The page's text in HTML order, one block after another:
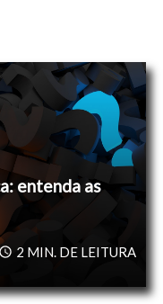
entenda as
2 MIN. DE LEITURA